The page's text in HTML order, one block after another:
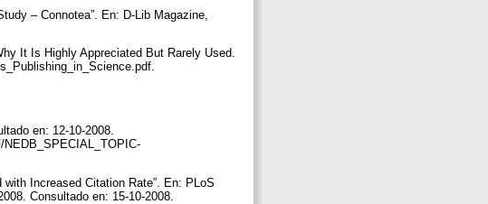
– Connotea”. En: D-Lib Magazine,
It Is Highly Appreciated But Rarely Used.
en: 12-10-2008.
Increased Citation Rate”. En: PLoS
Consultado en: 15-10-2008.